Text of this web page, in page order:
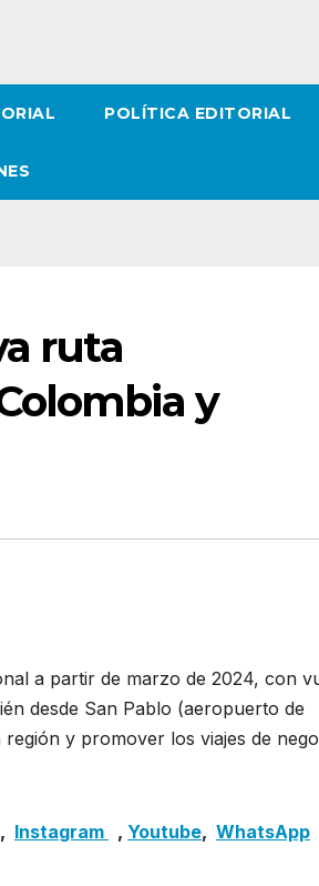
POLÍTICA EDITORIAL
ruta
y
a partir de marzo de 2024, con
desde San Pablo (aeropuerto de
y promover los viajes de
, Instagram , Youtube, WhatsApp